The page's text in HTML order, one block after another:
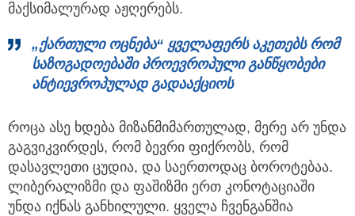
მაქსიმალურად აჟღერებს.
„ქართული ოცნება“ ყველაფერს აკეთებს რომ
საზოგადოებაში პროევროპული განწყობები
ანტიევროპულად გადააქციოს
როცა ასე ხდება მიზანმიმართულად, მერე არ უნდა
გაგვიკვირდეს, რომ ბევრი ფიქრობს, რომ
დასავლეთი ცუდია, და საერთოდაც ბოროტებაა.
ლიბერალიზმი და ფაშიზმი ერთ კონოტაციაში
უნდა იქნას განხილული. ყველა ჩვენგანშია